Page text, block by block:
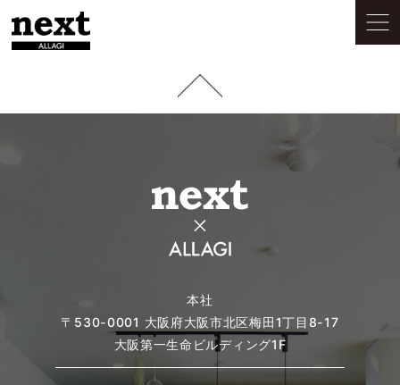
本社
〒530-0001 大阪府大阪市北区梅田1丁目8-17
大阪第一生命ビルディング1F